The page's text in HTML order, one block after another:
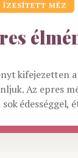
ÍZESÍTETT MÉZ
kifejezetten
Az epres
édességgel,